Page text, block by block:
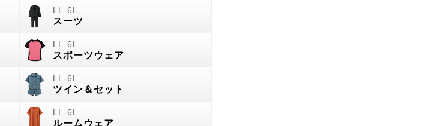
スーツ
スポーツウェア
ツイン＆セット
ルームウェア